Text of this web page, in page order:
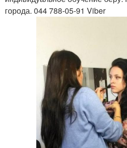
города. 044 788-05-91 Viber